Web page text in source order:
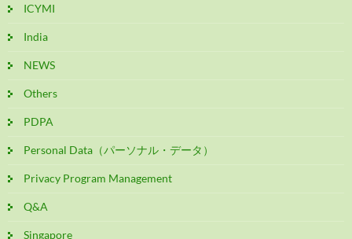
ICYMI
India
NEWS
Others
PDPA
Personal Data（パーソナル・データ）
Privacy Program Management
Q&A
Singapore